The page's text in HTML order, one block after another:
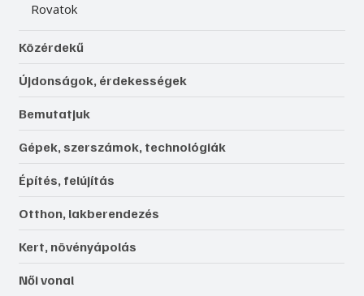
Rovatok
Közérdekű
Újdonságok, érdekességek
Bemutatjuk
Gépek, szerszámok, technológiák
Építés, felújítás
Otthon, lakberendezés
Kert, növényápolás
Női vonal